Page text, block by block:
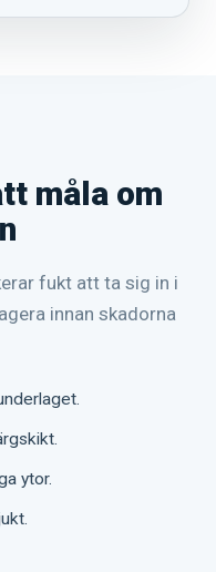
måla om
fukt att ta sig in i
innan skadorna
ytor.